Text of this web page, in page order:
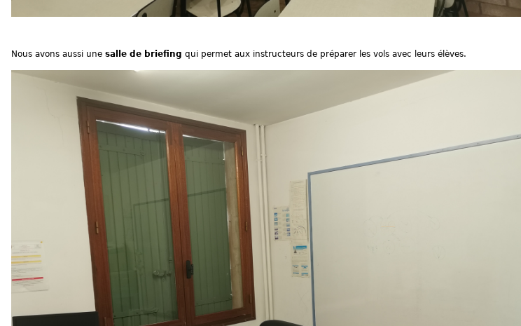
Nous avons aussi une salle de briefing qui permet aux instructeurs de préparer les vols avec leurs élèves.